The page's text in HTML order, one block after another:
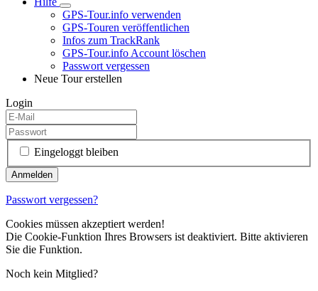
GPS-Tour.info verwenden
GPS-Touren veröffentlichen
Infos zum TrackRank
GPS-Tour.info Account löschen
Passwort vergessen
Neue Tour erstellen
Login
Eingeloggt bleiben
Passwort vergessen?
Cookies müssen akzeptiert werden!
Die Cookie-Funktion Ihres Browsers ist deaktiviert. Bitte aktivieren
Sie die Funktion.
Noch kein Mitglied?